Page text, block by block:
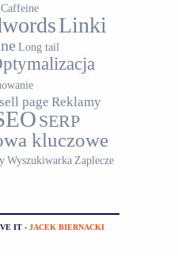
Linki
Long tail
page Reklamy
SERP
kluczowe
Wyszukiwarka Zaplecze
IT - JACEK BIERNACKI